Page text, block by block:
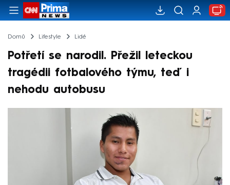
Domů Lifestyle Lidé
Potřetí se narodil. Přežil leteckou
tragédii fotbalového týmu, teď i
nehodu autobusu